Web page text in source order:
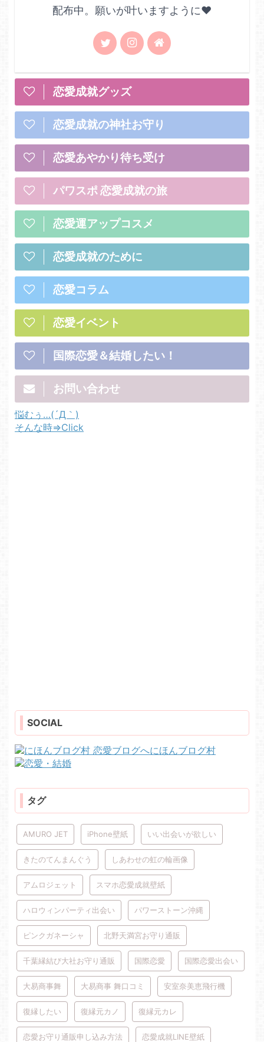
配布中。願いが叶いますように♥
恋愛成就グッズ
恋愛成就の神社お守り
恋愛あやかり待ち受け
パワスポ 恋愛成就の旅
恋愛運アップコスメ
恋愛成就のために
恋愛コラム
恋愛イベント
国際恋愛＆結婚したい！
お問い合わせ
悩むぅ…(´Д｀)
そんな時⇒Click
SOCIAL
にほんブログ村
タグ
AMURO JET iPhone壁紙 いい出会いが欲しい
きたのてんまんぐう しあわせの虹の輪画像
アムロジェット スマホ恋愛成就壁紙
ハロウィンパーティ出会い パワーストーン沖縄
ピンクガネーシャ 北野天満宮お守り通販
千葉縁結び大社お守り通販 国際恋愛 国際恋愛出会い
大易商事舞 大易商事 舞口コミ 安室奈美恵飛行機
復縁したい 復縁元カノ 復縁元カレ
恋愛お守り通販申し込み方法 恋愛成就LINE壁紙